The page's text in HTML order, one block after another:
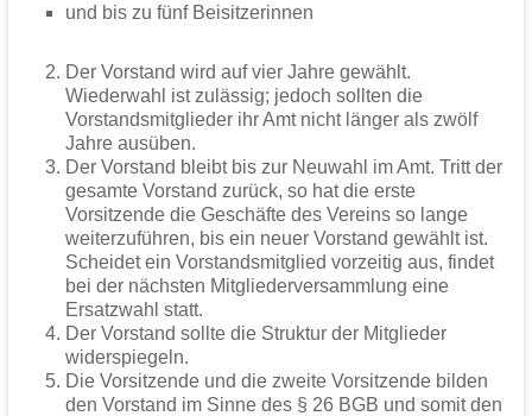
und bis zu fünf Beisitzerinnen
Der Vorstand wird auf vier Jahre gewählt.
Wiederwahl ist zulässig; jedoch sollten die
Vorstandsmitglieder ihr Amt nicht länger als zwölf
Jahre ausüben.
Der Vorstand bleibt bis zur Neuwahl im Amt. Tritt der
gesamte Vorstand zurück, so hat die erste
Vorsitzende die Geschäfte des Vereins so lange
weiterzuführen, bis ein neuer Vorstand gewählt ist.
Scheidet ein Vorstandsmitglied vorzeitig aus, findet
bei der nächsten Mitgliederversammlung eine
Ersatzwahl statt.
Der Vorstand sollte die Struktur der Mitglieder
widerspiegeln.
Die Vorsitzende und die zweite Vorsitzende bilden
den Vorstand im Sinne des § 26 BGB und somit den